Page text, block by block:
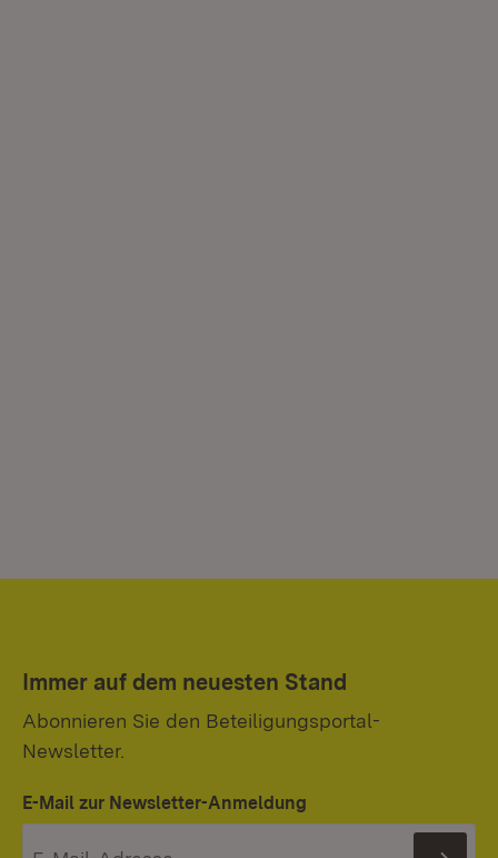
Immer auf dem neuesten Stand
Abonnieren Sie den Beteiligungsportal-
Newsletter.
E-Mail zur Newsletter-Anmeldung